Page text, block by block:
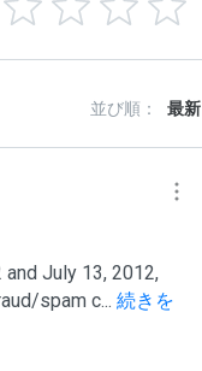
並び順： 最新
July 13, 2012,
spam c... 続きを